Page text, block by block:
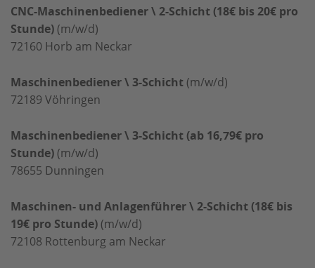
CNC-Maschinenbediener \ 2-Schicht (18€ bis 20€ pro
Stunde) (m/w/d)
72160 Horb am Neckar
Maschinenbediener \ 3-Schicht (m/w/d)
72189 Vöhringen
Maschinenbediener \ 3-Schicht (ab 16,79€ pro
Stunde) (m/w/d)
78655 Dunningen
Maschinen- und Anlagenführer \ 2-Schicht (18€ bis
19€ pro Stunde) (m/w/d)
72108 Rottenburg am Neckar